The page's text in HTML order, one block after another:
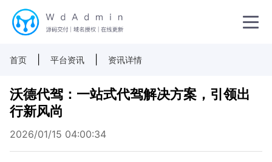
首页 平台资讯 资讯详情
沃德代驾：一站式代驾解决方案，引领出
行新风尚
2026/01/15 04:00:34